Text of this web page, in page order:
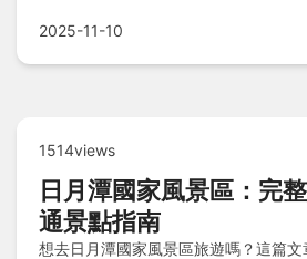
2025-11-10
1514views
日月潭國家風景區：完
通景點指南
想去日月潭國家風景區旅遊嗎？這篇